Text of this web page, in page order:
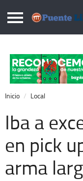
Puentelibre.mx
Local
Nacional
Opinión
Cronos
Economía
Espectáculos
Inicio Local
Iba a
en pick
arma